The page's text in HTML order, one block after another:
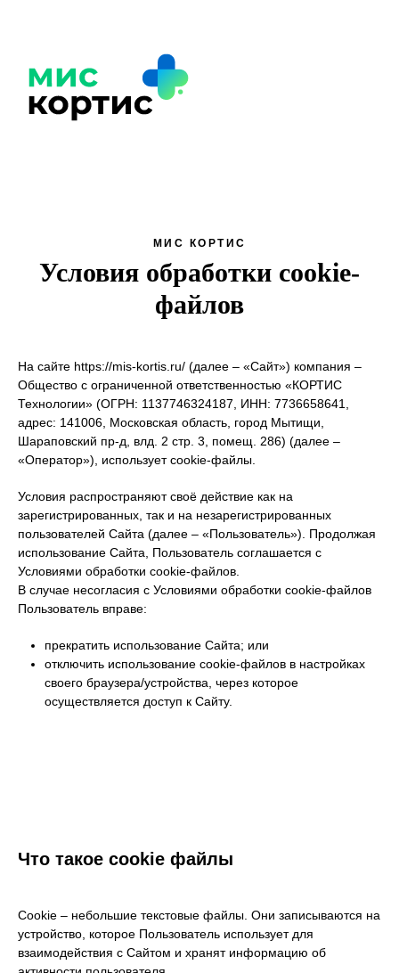
МИС КОРТИС
Условия обработки cookie-
файлов
На сайте https://mis-kortis.ru/ (далее – «Сайт») компания –
Общество с ограниченной ответственностью «КОРТИС
Технологии» (ОГРН: 1137746324187, ИНН: 7736658641,
адрес: 141006, Московская область, город Мытищи,
Шараповский пр-д, влд. 2 стр. 3, помещ. 286) (далее –
«Оператор»), использует cookie-файлы.
Условия распространяют своё действие как на
зарегистрированных, так и на незарегистрированных
пользователей Сайта (далее – «Пользователь»). Продолжая
использование Сайта, Пользователь соглашается с
Условиями обработки cookie-файлов.
В случае несогласия с Условиями обработки cookie-файлов
Пользователь вправе:
прекратить использование Сайта; или
отключить использование cookie-файлов в настройках
своего браузера/устройства, через которое
осуществляется доступ к Сайту.
Что такое cookie файлы
Cookie – небольшие текстовые файлы. Они записываются на
устройство, которое Пользователь использует для
взаимодействия с Сайтом и хранят информацию об